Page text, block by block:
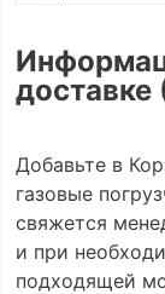
доставке
Добавьте в
газовые
свяжется
и при
подходящей